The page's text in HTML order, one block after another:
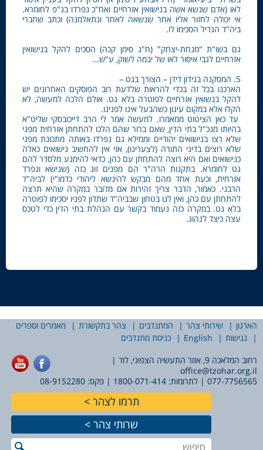
לאו (אדם שנשא אשה בנישואין אזרחיים ואח"כ נפרדו בג"פ לחומרא.
אי יכולה לחזור אליו אחר שנשאה לאחר ונתאלמנה) וכתב שחברי
ביה"ד הגדיל הסכימו לו.
גם בשו"ת "מנחת-יצחק" (ח"ג סימן קכה) הסכים להקל בנישואין
אזרחיים לגבי איסור לאו של יבמה לשוק, ע"ש…
5. המסקנה בנידון דידן – הצורך בגט –
הארכנו בכל זה בכדי להראות שלדעת רוב הפוסקים האחרונים יש
להקל בנשואין אזרחיים לפוטרה בלא גט. אולם הלכה למעשה, לא
הקלו אלא במקום עיגון כשהבעל אינו לפנינו.
עד כאן הציטוט ממאמרו. למעשה אמר לי הרב דייכובסקי שליט"א
בהיותו מנכ"ל בתי הדין, שאם ברור שהם הלכו להתחתן אזרחית מפני
שלא רצו בנישואים יהודיים וממילא גם נפרדו באותה מתכונת מפני
שלא רוצים בדיני התורה (לצערינו), אזי אין להחשיב נישואים כאלה
כנישואים ואם היא רוצה להתחתן עם כהן, כדאי להימנע מלסדר להם
גט לחומרא. בתקנות הרה"ר הם מפנים זוג כזה (שנישא ונפרד
אזרחית, וכעת אחד מהם מבקש להינשא ליהודי כדמו"י) לביה"ד
הרבני. כאמור, הדבר צריך זהירות אם מדובר במקרה שהיא תרצה
להתחתן עם כהן, ואין לנו בטחון שבביה"ד שתדון לפניו יסכימו לפוטרה
בלא גט. במקרה כזה נעמוד בקשר עם הנהלת בתי הדין כדי לטכס
עצה כיצד לנהוג.
הארגון שירותי צהר המתנדבים צהר בתקשורת
מאמרים וספרים
נגישות
English
כניסת מתנדבים
רחוב המלאכה 9, אזור התעשיה הצפוני, לוד |
office@tzohar.org.il
077-7756565 | לתרומות: 1800-071-414 | פקס: 08-9152280
תרמו לצהר
שרותי צהר